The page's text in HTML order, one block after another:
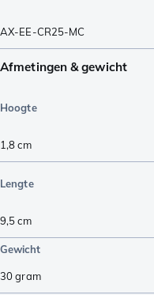
AX-EE-CR25-MC
Afmetingen & gewicht
Hoogte
1,8cm
Lengte
9,5cm
Gewicht
30gram